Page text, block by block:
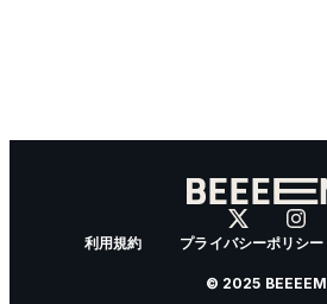
利用規約 プライバシーポリシー
© 2025 BEEEEM